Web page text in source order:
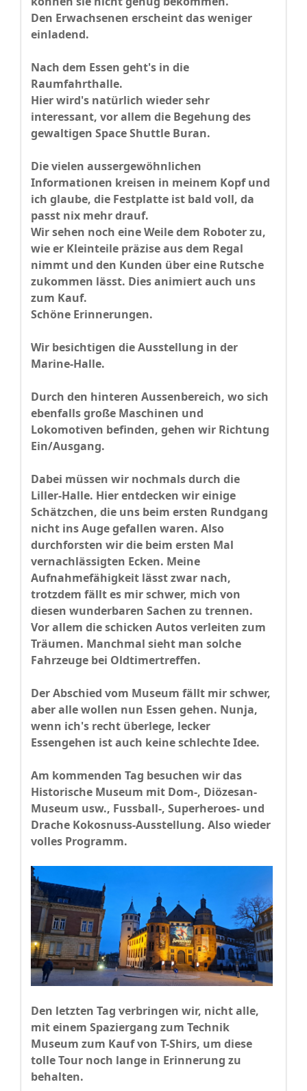
Den Erwachsenen erscheint das weniger
einladend.
Nach dem Essen geht's in die
Raumfahrthalle.
Hier wird's natürlich wieder sehr
interessant, vor allem die Begehung des
gewaltigen Space Shuttle Buran.
Die vielen aussergewöhnlichen
Informationen kreisen in meinem Kopf und
ich glaube, die Festplatte ist bald voll, da
passt nix mehr drauf.
Wir sehen noch eine Weile dem Roboter zu,
wie er Kleinteile präzise aus dem Regal
nimmt und den Kunden über eine Rutsche
zukommen lässt. Dies animiert auch uns
zum Kauf.
Schöne Erinnerungen.
Wir besichtigen die Ausstellung in der
Marine-Halle.
Durch den hinteren Aussenbereich, wo sich
ebenfalls große Maschinen und
Lokomotiven befinden, gehen wir Richtung
Ein/Ausgang.
Dabei müssen wir nochmals durch die
Liller-Halle. Hier entdecken wir einige
Schätzchen, die uns beim ersten Rundgang
nicht ins Auge gefallen waren. Also
durchforsten wir die beim ersten Mal
vernachlässigten Ecken. Meine
Aufnahmefähigkeit lässt zwar nach,
trotzdem fällt es mir schwer, mich von
diesen wunderbaren Sachen zu trennen.
Vor allem die schicken Autos verleiten zum
Träumen. Manchmal sieht man solche
Fahrzeuge bei Oldtimertreffen.
Der Abschied vom Museum fällt mir schwer,
aber alle wollen nun Essen gehen. Nunja,
wenn ich's recht überlege, lecker
Essengehen ist auch keine schlechte Idee.
Am kommenden Tag besuchen wir das
Historische Museum mit Dom-, Diözesan-
Museum usw., Fussball-, Superheroes- und
Drache Kokosnuss-Ausstellung. Also wieder
volles Programm.
Den letzten Tag verbringen wir, nicht alle,
mit einem Spaziergang zum Technik
Museum zum Kauf von T-Shirs, um diese
tolle Tour noch lange in Erinnerung zu
behalten.